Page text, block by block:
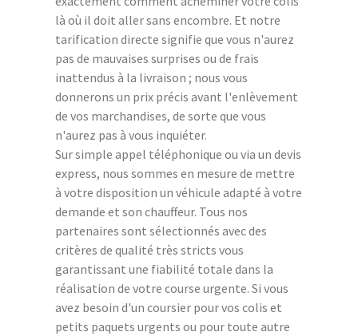
là où il doit aller sans encombre. Et notre
tarification directe signifie que vous n'aurez
pas de mauvaises surprises ou de frais
inattendus à la livraison ; nous vous
donnerons un prix précis avant l'enlèvement
de vos marchandises, de sorte que vous
n'aurez pas à vous inquiéter.
Sur simple appel téléphonique ou via un devis
express, nous sommes en mesure de mettre
à votre disposition un véhicule adapté à votre
demande et son chauffeur. Tous nos
partenaires sont sélectionnés avec des
critères de qualité très stricts vous
garantissant une fiabilité totale dans la
réalisation de votre course urgente. Si vous
avez besoin d'un coursier pour vos colis et
petits paquets urgents ou pour toute autre